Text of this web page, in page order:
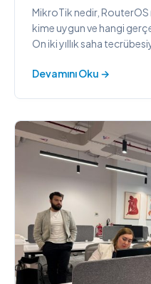
MikroTik nedir, RouterOS
kime uygun ve hangi
On iki yıllık saha
Devamını Oku →